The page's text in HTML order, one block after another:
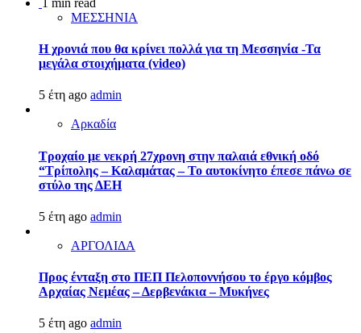
ΜΕΣΣΗΝΙΑ
Η χρονιά που θα κρίνει πολλά για τη Μεσσηνία -Τα
μεγάλα στοιχήματα (video)
5 έτη ago admin
Αρκαδία
Τροχαίο με νεκρή 27χρονη στην παλαιά εθνική οδό
“Τρίπολης – Καλαμάτας – Το αυτοκίνητο έπεσε πάνω σε
στύλο της ΔΕΗ
5 έτη ago admin
ΑΡΓΟΛΙΔΑ
Προς ένταξη στο ΠΕΠ Πελοποννήσου το έργο κόμβος
Αρχαίας Νεμέας – Δερβενάκια – Μυκήνες
5 έτη ago admin